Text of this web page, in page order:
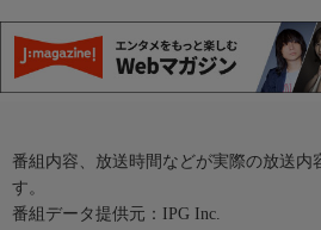
番組内容、放送時間などが実際の放送内
す。
番組データ提供元：IPG Inc.